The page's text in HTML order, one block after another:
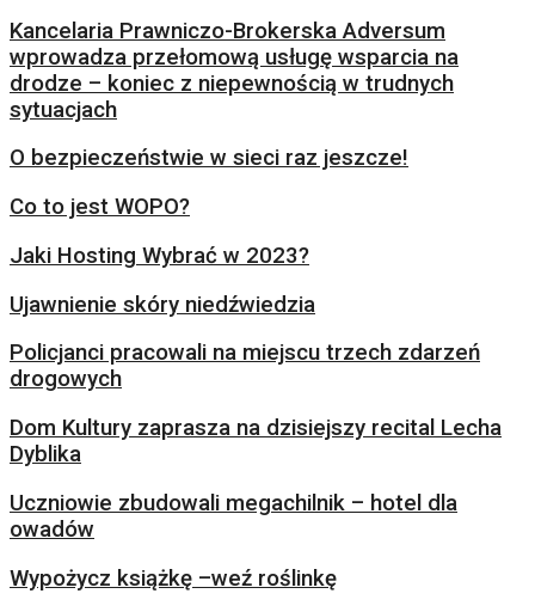
Kancelaria Prawniczo-Brokerska Adversum
wprowadza przełomową usługę wsparcia na
drodze – koniec z niepewnością w trudnych
sytuacjach
O bezpieczeństwie w sieci raz jeszcze!
Co to jest WOPO?
Jaki Hosting Wybrać w 2023?
Ujawnienie skóry niedźwiedzia
Policjanci pracowali na miejscu trzech zdarzeń
drogowych
Dom Kultury zaprasza na dzisiejszy recital Lecha
Dyblika
Uczniowie zbudowali megachilnik – hotel dla
owadów
Wypożycz książkę –weź roślinkę